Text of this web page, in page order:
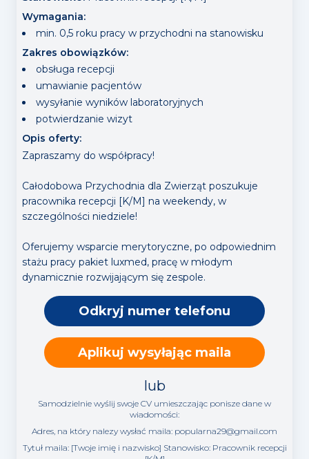
Wymagania:
min. 0,5 roku pracy w przychodni na stanowisku
Zakres obowiązków:
obsługa recepcji
umawianie pacjentów
wysyłanie wyników laboratoryjnych
potwierdzanie wizyt
Opis oferty:
Zapraszamy do współpracy!
Całodobowa Przychodnia dla Zwierząt poszukuje
pracownika recepcji [K/M] na weekendy, w
szczególności niedziele!
Oferujemy wsparcie merytoryczne, po odpowiednim
stażu pracy pakiet luxmed, pracę w młodym
Odkryj numer telefonu
Aplikuj wysyłając maila
lub
Samodzielnie wyślij swoje CV umieszczając ponisze dane w
wiadomości:
Adres, na który nalezy wysłać maila: popularna29@gmail.com
Tytuł maila: [Twoje imię i nazwisko] Stanowisko: Pracownik recepcji